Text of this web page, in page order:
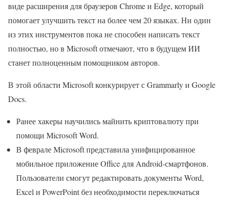
виде расширения для браузеров Chrome и Edge, который
помогает улучшить текст на более чем 20 языках. Ни один
из этих инструментов пока не способен написать текст
полностью, но в Microsoft отмечают, что в будущем ИИ
станет полноценным помощником авторов.
В этой области Microsoft конкурирует с Grammarly и Google
Docs.
Ранее хакеры научились майнить криптовалюту при
помощи Microsoft Word.
В феврале Microsoft представила унифицированное
мобильное приложение Office для Android-смартфонов.
Пользователи смогут редактировать документы Word,
Excel и PowerPoint без необходимости переключаться